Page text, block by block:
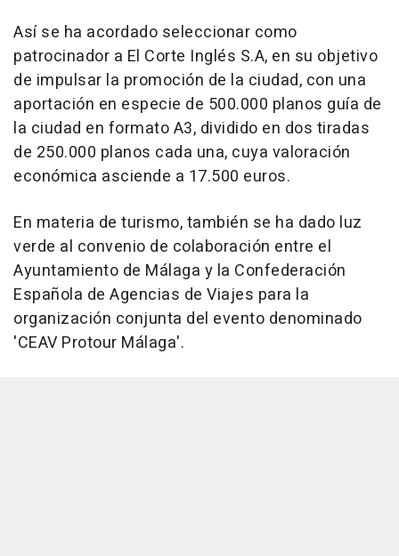
Así se ha acordado seleccionar como
patrocinador a El Corte Inglés S.A, en su objetivo
de impulsar la promoción de la ciudad, con una
aportación en especie de 500.000 planos guía de
la ciudad en formato A3, dividido en dos tiradas
de 250.000 planos cada una, cuya valoración
económica asciende a 17.500 euros.
En materia de turismo, también se ha dado luz
verde al convenio de colaboración entre el
Ayuntamiento de Málaga y la Confederación
Española de Agencias de Viajes para la
organización conjunta del evento denominado
'CEAV Protour Málaga'.